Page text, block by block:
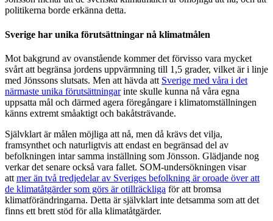
politikerna borde erkänna detta.
Sverige har unika förutsättningar nå klimatmålen
Mot bakgrund av ovanstående kommer det förvisso vara mycket
svårt att begränsa jordens uppvärmning till 1,5 grader, vilket är i linje
med Jönssons slutsats. Men att hävda att Sverige med våra i det
närmaste unika förutsättningarinte skulle kunna nå våra egna
uppsatta mål och därmed agera föregångare i klimatomställningen
känns extremt småaktigt och bakåtsträvande.
Självklart är målen möjliga att nå, men då krävs det vilja,
framsynthet och naturligtvis att endast en begränsad del av
befolkningen intar samma inställning som Jönsson. Glädjande nog
verkar det senare också vara fallet. SOM-undersökningen visar
att mer än två tredjedelar av Sveriges befolkning är oroade över att
de klimatåtgärder som görs är otillräckliga för att bromsa
klimatförändringarna. Detta är självklart inte detsamma som att det
finns ett brett stöd för alla klimatåtgärder.